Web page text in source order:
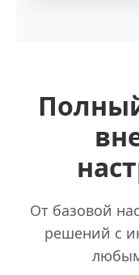
От базовой
решений с